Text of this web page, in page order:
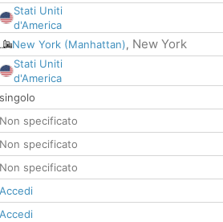
Stati Uniti
d'America
New York (Manhattan), New York
Stati Uniti
d'America
singolo
Non specificato
Non specificato
Non specificato
Accedi
Accedi